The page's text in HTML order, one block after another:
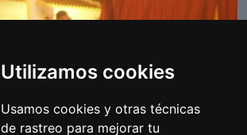
Utilizamos cookies
Usamos cookies y otras técnicas
de rastreo para mejorar tu